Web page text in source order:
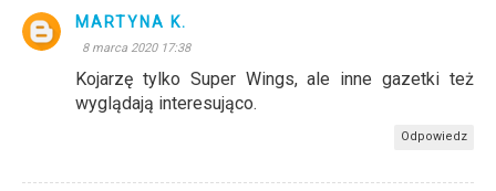
MARTYNA K.
8 marca 2020 17:38
Kojarzę tylko Super Wings, ale inne gazetki też
wyglądają interesująco.
Odpowiedz